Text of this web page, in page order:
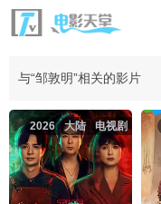
与“邹敦明”相关的影片
电视剧
大陆
2026